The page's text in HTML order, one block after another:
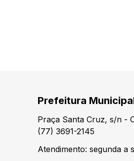
Prefeitura
Praça Santa Cruz, s/n -
(77) 3691-2145
Atendimento: segunda a